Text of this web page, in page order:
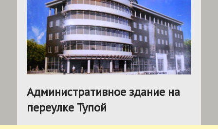
Административное здание на
переулке Тупой